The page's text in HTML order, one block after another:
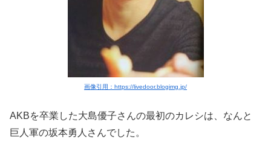
画像引用：https://livedoor.blogimg.jp/
AKBを卒業した大島優子さんの最初のカレシは、なんと
巨人軍の坂本勇人さんでした。